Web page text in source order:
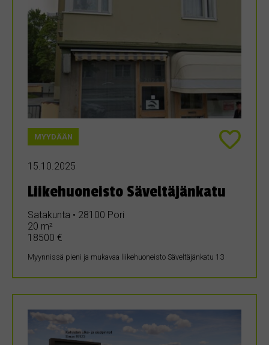
MYYDÄÄN
15.10.2025
Liikehuoneisto Säveltäjänkatu
Satakunta • 28100 Pori
20 m²
18500 €
Myynnissä pieni ja mukavaa liikehuoneisto Säveltäjänkatu 13